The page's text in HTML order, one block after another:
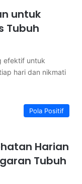
untuk
Tubuh
efektif untuk
hari dan nikmati
Pola Positif
Harian
Tubuh